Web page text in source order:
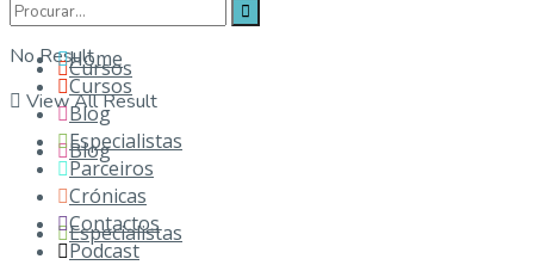
No Result
View All Result
Cursos
Blog
Especialistas
Home
Cursos
Blog
Especialistas
Parceiros
Crónicas
Contactos
Podcast